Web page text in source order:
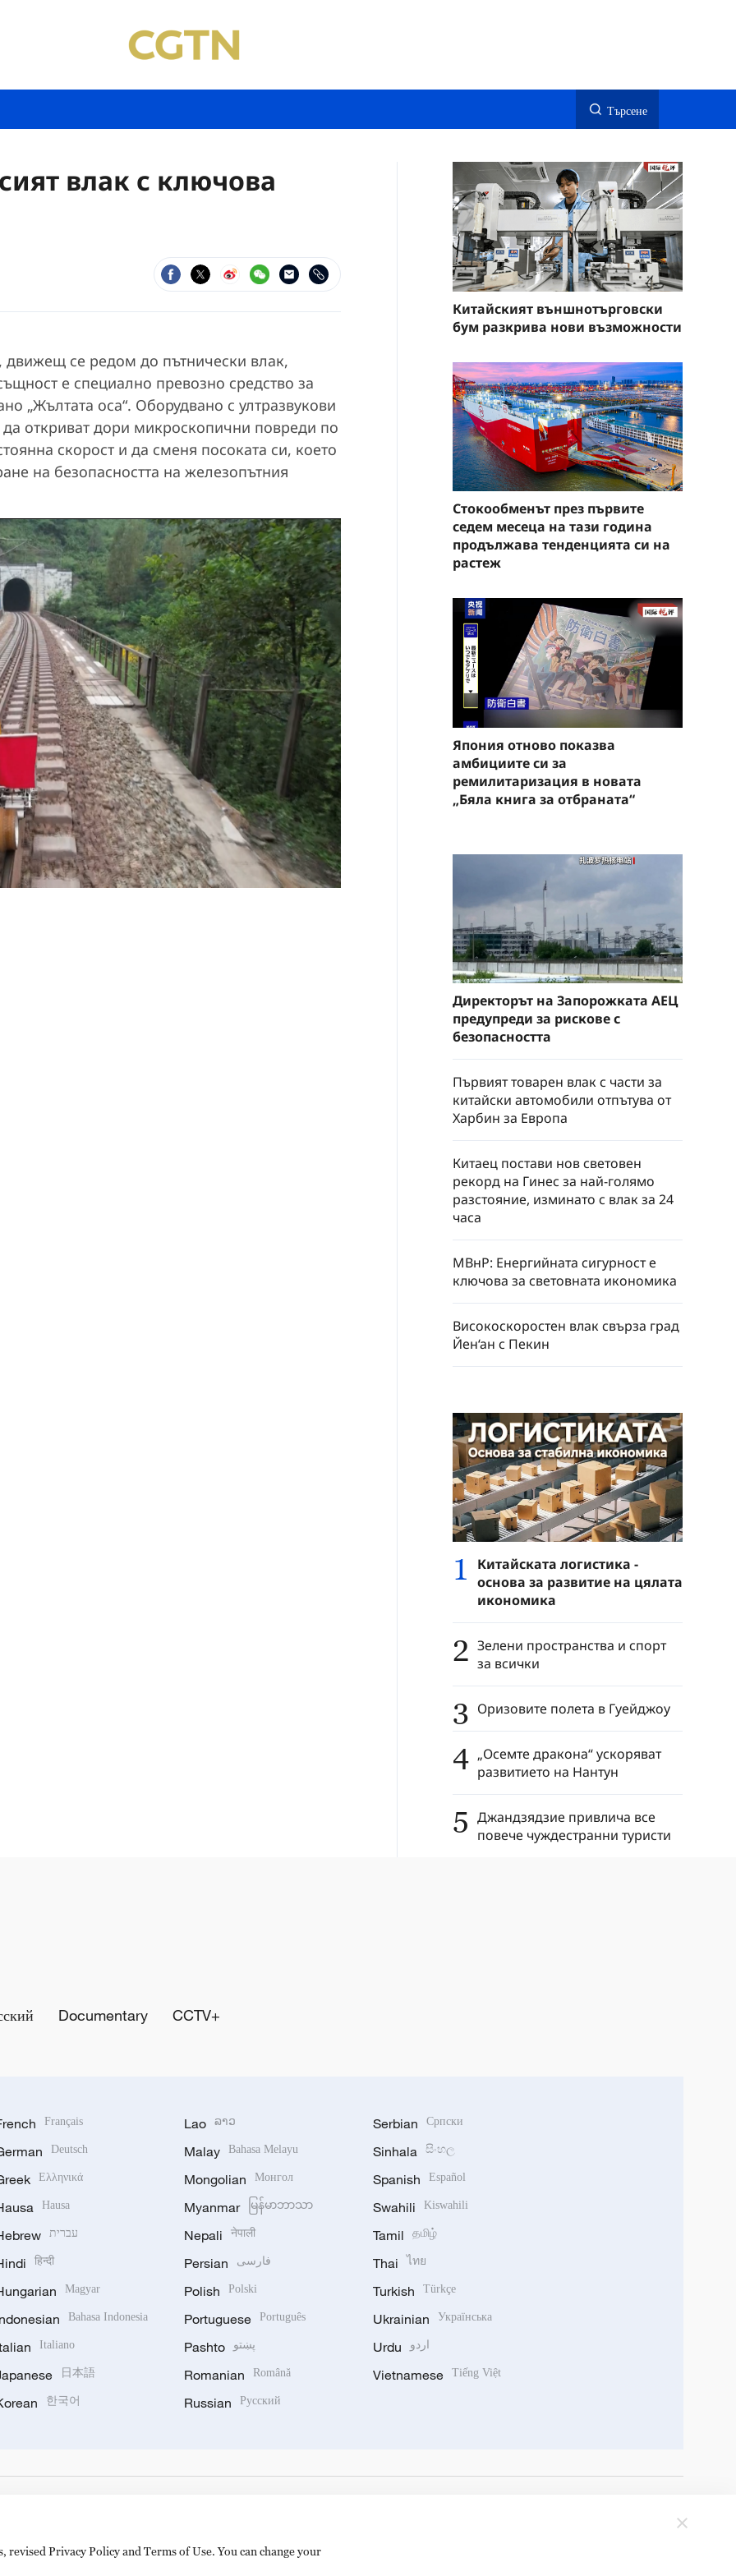
Търсене
влак с ключова
движещ се редом до пътнически влак,
е специално превозно средство за
„Жълтата оса“. Оборудвано с ултразвукови
да откриват дори микроскопични повреди по
скорост и да сменя посоката си, което
на безопасността на железопътния
Китайският външнотърговски
бум разкрива нови възможности
Стокообменът през първите
седем месеца на тази година
продължава тенденцията си на
растеж
Япония отново показва
амбициите си за
ремилитаризация в новата
„Бяла книга за отбраната“
Директорът на Запорожката АЕЦ
предупреди за рискове с
безопасността
Първият товарен влак с части за
китайски автомобили отпътува от
Харбин за Европа
Китаец постави нов световен
рекорд на Гинес за най-голямо
разстояние, изминато с влак за 24
часа
МВнР: Енергийната сигурност е
ключова за световната икономика
Високоскоростен влак свърза град
Йен‘ан с Пекин
1
Китайската логистика -
основа за развитие на цялата
икономика
2 Зелени пространства и спорт
за всички
3 Оризовите полета в Гуейджоу
4 „Осемте дракона“ ускоряват
развитието на Нантун
5 Джандзядзие привлича все
повече чуждестранни туристи
Documentary CCTV+
Français
Deutsch
Ελληνικά
Hausa
עברית
हिन्दी
Magyar
Bahasa Indonesia
Italiano
日本語
한국어
Lao ລາວ
Malay Bahasa Melayu
Mongolian Монгол
Myanmar မြန်မာဘာသာ
Nepali नेपाली
Persian فارسی
Polish Polski
Portuguese Português
Pashto پښتو
Romanian Română
Russian Русский
Serbian Српски
Sinhala සිංහල
Spanish Español
Swahili Kiswahili
Tamil தமிழ்
Thai ไทย
Turkish Türkçe
Ukrainian Українська
Urdu اردو
Vietnamese Tiếng Việt
Privacy Policy and Terms of Use. You can change your